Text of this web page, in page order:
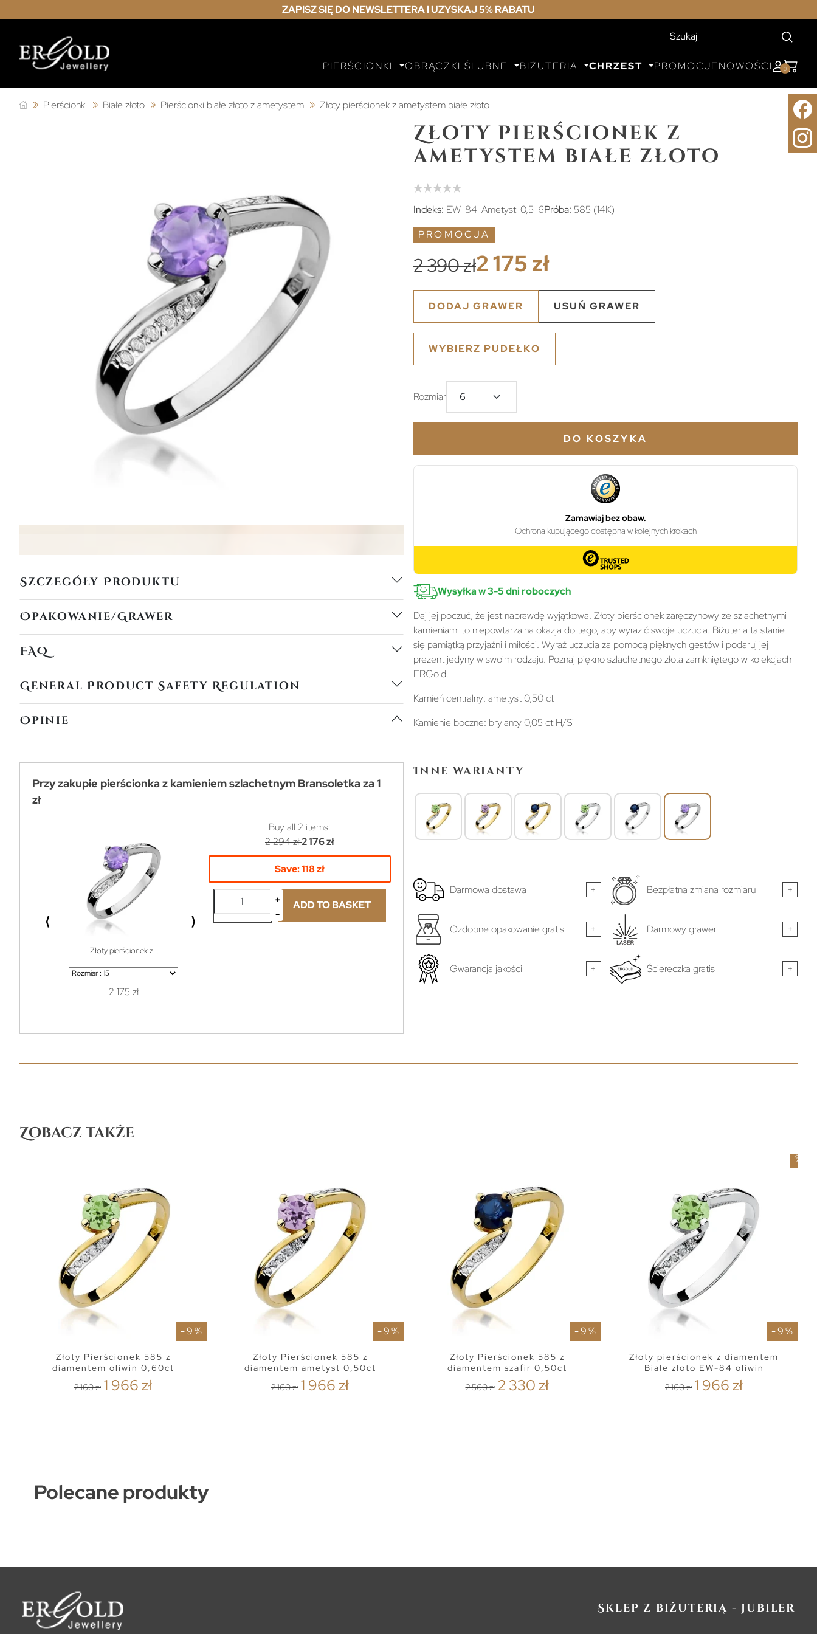
ZAPISZ SIĘ DO NEWSLETTERA I UZYSKAJ 5% RABATU
PIERŚCIONKI OBRĄCZKI ŚLUBNE BIŻUTERIA CHRZEST PROMOCJENOWOŚCI 0
Pierścionki Białe złoto Pierścionki białe złoto z ametystem Złoty pierścionek z ametystem białe złoto
Szczegóły Produktu
Opakowanie/Grawer
FAQ
General Product Safety Regulation
Opinie
Przy zakupie pierścionka z kamieniem szlachetnym Bransoletka za 1
zł
⟨
Złoty pierścionek z...
2 175 zł
⟩
Buy all 2 items:
2 294 zł2 176 zł
Save:118 zł
ADD TO BASKET
Złoty pierścionek z
ametystem białe złoto
Indeks: EW-84-Ametyst-0,5-6Próba: 585 (14K)
PROMOCJA
2 390 zł2 175 zł
DODAJ GRAWER USUŃ GRAWER
WYBIERZ PUDEŁKO
Rozmiar
DO KOSZYKA
Wysyłka w 3-5 dni roboczych
Daj jej poczuć, że jest naprawdę wyjątkowa. Złoty pierścionek zaręczynowy ze szlachetnymi
kamieniami to niepowtarzalna okazja do tego, aby wyrazić swoje uczucia. Biżuteria ta stanie
się pamiątką przyjaźni i miłości. Wyraź uczucia za pomocą pięknych gestów i podaruj jej
prezent jedyny w swoim rodzaju. Poznaj piękno szlachetnego złota zamkniętego w kolekcjach
ERGold.
Kamień centralny: ametyst 0,50 ct
Kamienie boczne: brylanty 0,05 ct H/Si
Inne warianty
Darmowa dostawa + Bezpłatna zmiana rozmiaru +
Ozdobne opakowanie gratis + Darmowy grawer +
Gwarancja jakości + Ściereczka gratis +
Zobacz także
- 9 %
Złoty Pierścionek 585 z
diamentem oliwin 0,60ct
2 160 zł 1 966 zł
- 9 %
Złoty Pierścionek 585 z
diamentem ametyst 0,50ct
2 160 zł 1 966 zł
- 9 %
Złoty Pierścionek 585 z
diamentem szafir 0,50ct
2 560 zł 2 330 zł
- 9 %
Złoty pierścionek z diamentem
Białe złoto EW-84 oliwin
2 160 zł 1 966 zł
%
Polecane produkty
Sklep z biżuterią - jubiler